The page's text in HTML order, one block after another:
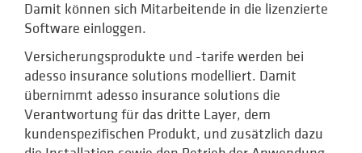
Damit können sich Mitarbeitende in die lizenzierte
Software einloggen.
Versicherungsprodukte und -tarife werden bei
adesso insurance solutions modelliert. Damit
übernimmt adesso insurance solutions die
Verantwortung für das dritte Layer, dem
kundenspezifischen Produkt, und zusätzlich dazu